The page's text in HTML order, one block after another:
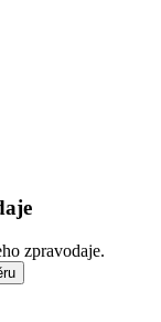
zpravodaje.